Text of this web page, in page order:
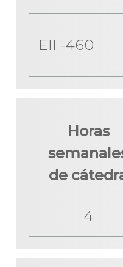
EII -460
Horas
de
4